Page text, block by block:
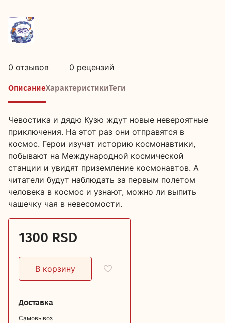
0 отзывов 0 рецензий
ОписаниеХарактеристикиТеги
Чевостика и дядю Кузю ждут новые невероятные
приключения. На этот раз они отправятся в
космос. Герои изучат историю космонавтики,
побывают на Международной космической
станции и увидят приземление космонавтов. А
читатели будут наблюдать за первым полетом
человека в космос и узнают, можно ли выпить
чашечку чая в невесомости.
1300 RSD
Доставка
Самовывоз